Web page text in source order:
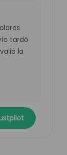
tardó
la